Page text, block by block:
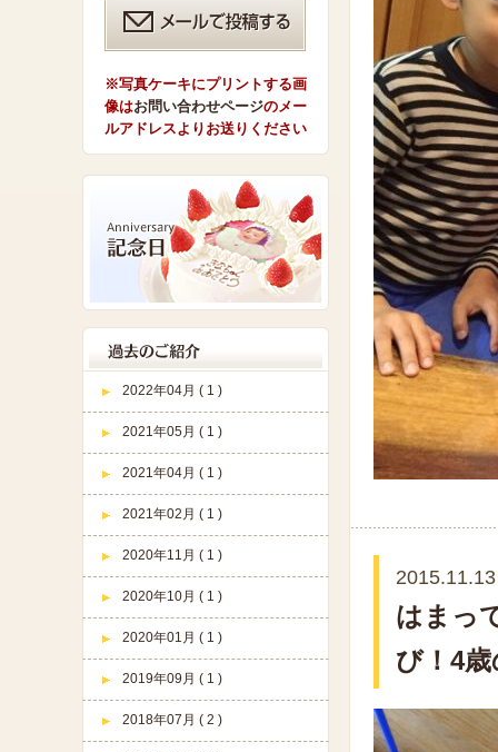
※写真ケーキにプリントする画
像はお問い合わせページのメー
ルアドレスよりお送りください
2022年04月 ( 1 )
2021年05月 ( 1 )
2021年04月 ( 1 )
2021年02月 ( 1 )
2020年11月 ( 1 )
2020年10月 ( 1 )
2020年01月 ( 1 )
2019年09月 ( 1 )
2018年07月 ( 2 )
2015.11.13
はまっ
び！4